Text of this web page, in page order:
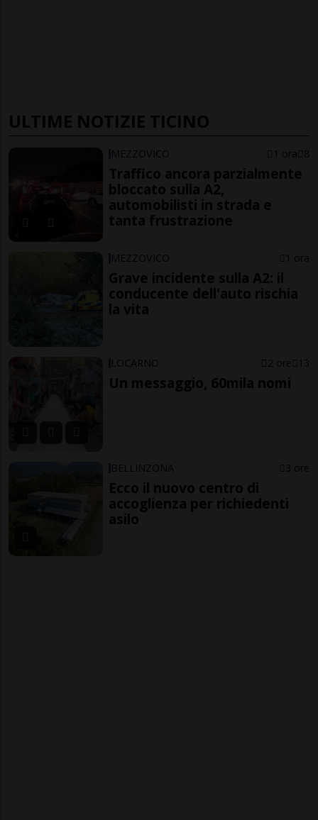
ULTIME NOTIZIE TICINO
MEZZOVICO 1 ora 8
Traffico ancora parzialmente
bloccato sulla A2,
automobilisti in strada e
tanta frustrazione
MEZZOVICO 1 ora
Grave incidente sulla A2: il
conducente dell'auto rischia
la vita
LOCARNO 2 ore 13
Un messaggio, 60mila nomi
BELLINZONA 3 ore
Ecco il nuovo centro di
accoglienza per richiedenti
asilo